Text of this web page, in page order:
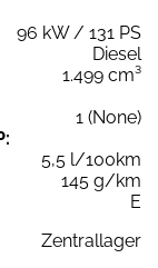
96 kW / 131 PS
Diesel
1.499 cm³
1 (None)
5,5 l/100km
145 g/km
E
Zentrallager